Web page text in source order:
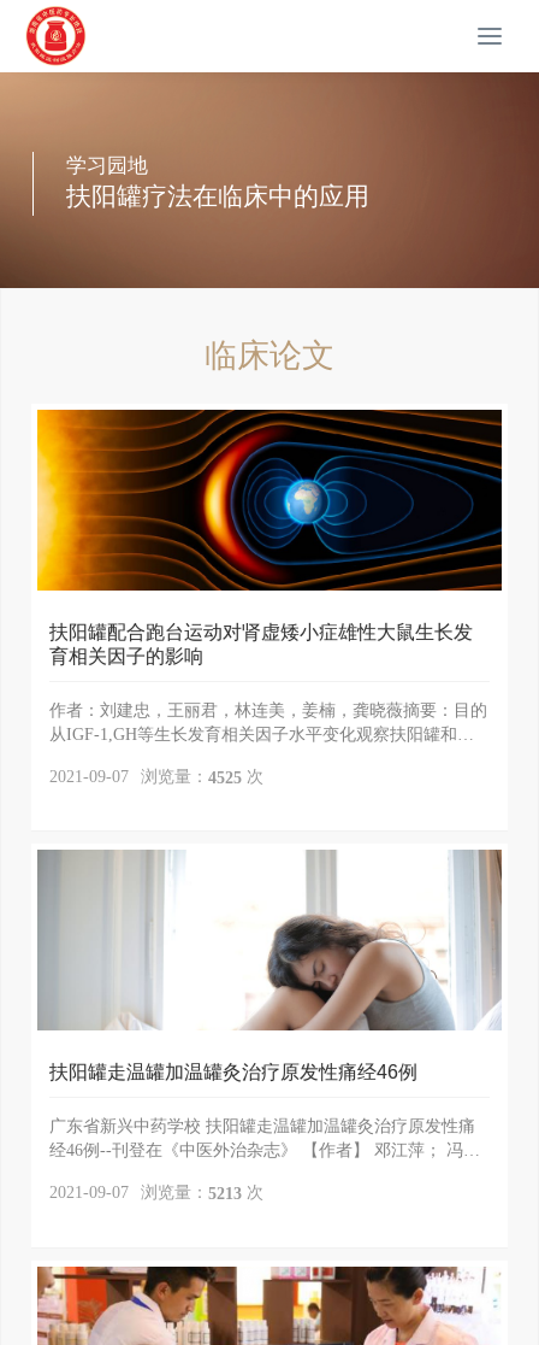
T
o
o
n
学习园地
扶阳罐疗法在临床中的应用
临床论文
扶阳罐配合跑台运动对肾虚矮小症雄性大鼠生长发
育相关因子的影响
作者：刘建忠，王丽君，林连美，姜楠，龚晓薇摘要：目的
从IGF-1,GH等生长发育相关因子水平变化观察扶阳罐和运
雄性大鼠30只,予房劳和惊恐造成肾虚矮小症模型,将30只大
正常组.造模和干预同时进行....
2021-09-07 浏览量： 4525 次
扶阳罐走温罐加温罐灸治疗原发性痛经46例
广东省新兴中药学校 扶阳罐走温罐加温罐灸治疗原发性痛
经46例--刊登在《中医外治杂志》 【作者】 邓江萍； 冯高
2021-09-07
浏览量： 5213 次